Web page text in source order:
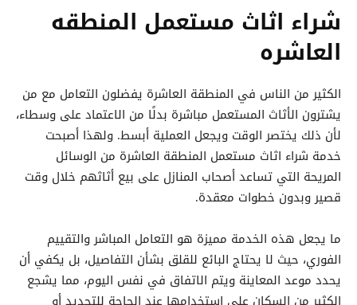
شراء اثاث مستعمل المنطقه
العاشره
الكثير من الناس في المنطقة العاشرة يفضلون التعامل مع من
يشترون الأثاث المستعمل مباشرة بدلًا من الاعتماد على وسطاء،
لأن ذلك يختصر الوقت ويجعل العملية أبسط. ولهذا أصبحت
خدمة شراء اثاث مستعمل المنطقة العاشرة من الوسائل
المريحة التي تساعد أصحاب المنازل على بيع أثاثهم خلال وقت
قصير وبدون خطوات معقدة.
ما يجعل هذه الخدمة مميزة هو التعامل المباشر والتقييم
الفوري، حيث لا يحتاج البائع للقلق بشأن التفاصيل، بل يكفي أن
يحدد موعد المعاينة ويتم الاتفاق في نفس اليوم، مما يشجع